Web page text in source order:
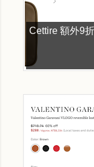
Cettire 額外9